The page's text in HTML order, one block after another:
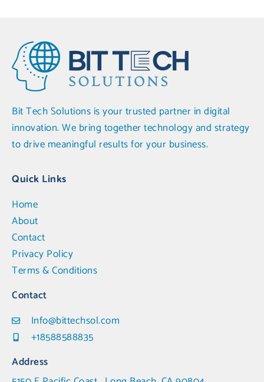
Bit Tech Solutions is your trusted partner in digital
innovation. We bring together technology and strategy
to drive meaningful results for your business.
Quick Links
Home
About
Contact
Privacy Policy
Terms & Conditions
Contact
Info@bittechsol.com
+18588588835
Address